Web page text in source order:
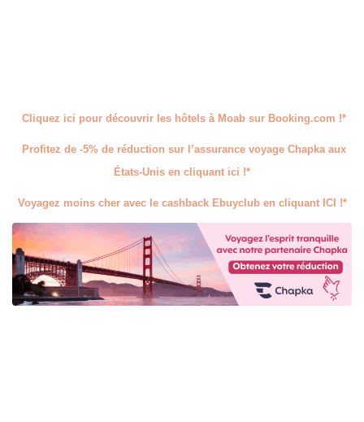
Cliquez ici pour découvrir les hôtels à Moab sur Booking.com !*
Profitez de -5% de réduction sur l’assurance voyage Chapka aux
États-Unis en cliquant ici !*
Voyagez moins cher avec le cashback Ebuyclub en cliquant ICI !*